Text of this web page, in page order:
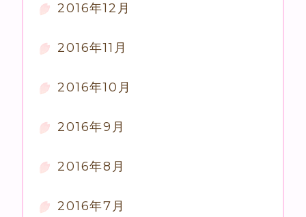
2016年12月
2016年11月
2016年10月
2016年9月
2016年8月
2016年7月